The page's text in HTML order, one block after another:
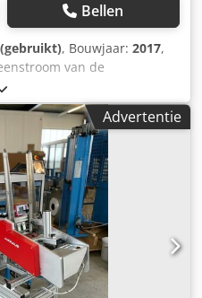
Bellen
, Bouwjaar: 2017,
van de
de hand gestapeld en op
TRC 900 geduwd. In het
keer uitgelijnd, aangedrukt
van zijgeleiders en een
gaat de
volgende positie, die via het
Aex Agtskr positie
banderolleermotor
mogelijk voor het
van stapels karton van
stapels/min.
Advertentie